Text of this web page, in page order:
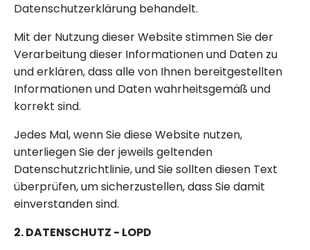
Datenschutzerklärung behandelt.
Mit der Nutzung dieser Website stimmen Sie der
Verarbeitung dieser Informationen und Daten zu
und erklären, dass alle von Ihnen bereitgestellten
Informationen und Daten wahrheitsgemäß und
korrekt sind.
Jedes Mal, wenn Sie diese Website nutzen,
unterliegen Sie der jeweils geltenden
Datenschutzrichtlinie, und Sie sollten diesen Text
überprüfen, um sicherzustellen, dass Sie damit
einverstanden sind.
2. DATENSCHUTZ - LOPD